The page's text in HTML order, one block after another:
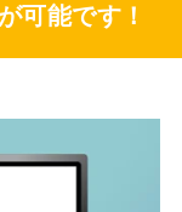
可能です！